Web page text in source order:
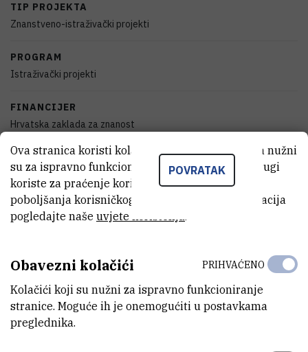
TIP PROJEKTA
Znanstveno-istraživački projekti
PROGRAM
Istraživački projekti
FINANCIJER
Hrvatska zaklada za znanost
DATUM POČETKA
10.9.2014.
DATUM ZAVRŠETKA
9.9.2018.
STATUS
Završen
IZNOS FINANCIRANJA
875.000HRK
POVRATAK
Ova stranica koristi kolačiće. Neki od tih kolačića nužni
su za ispravno funkcioniranje stranice, dok se drugi
koriste za praćenje korištenja stranice radi
poboljšanja korisničkog iskustva. Za više informacija
pogledajte naše uvjete korištenja.
Obavezni kolačići
Kolačići koji su nužni za ispravno funkcioniranje
stranice. Moguće ih je onemogućiti u postavkama
preglednika.
PRIHVAĆENO